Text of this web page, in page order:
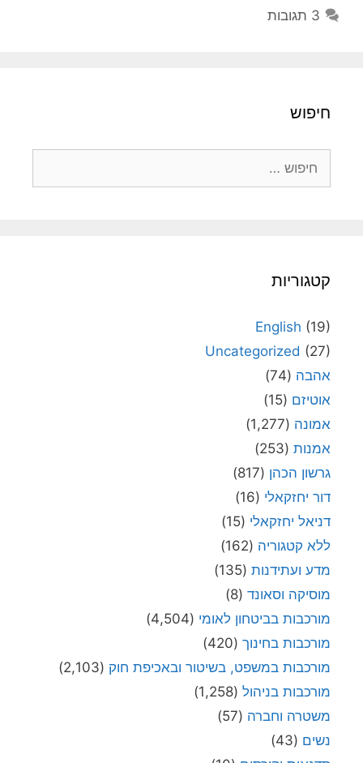
3 תגובות
חיפוש
קטגוריות
English (19)
Uncategorized (27)
אהבה (74)
אוטיזם (15)
אמונה (1,277)
אמנות (253)
גרשון הכהן (817)
דור יחזקאלי (16)
דניאל יחזקאלי (15)
ללא קטגוריה (162)
מדע ועתידנות (135)
מוסיקה וסאונד (8)
מורכבות בביטחון לאומי (4,504)
מורכבות בחינוך (420)
מורכבות במשפט, בשיטור ובאכיפת חוק (2,103)
מורכבות בניהול (1,258)
משטרה וחברה (57)
נשים (43)